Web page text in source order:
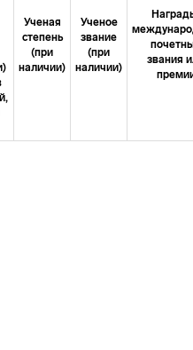
Ученая
степень
(при
наличии)
Ученое
звание
(при
наличии)
звания